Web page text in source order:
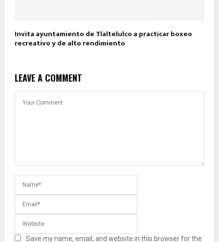
Invita ayuntamiento de Tlaltelulco a practicar boxeo
recreativo y de alto rendimiento
LEAVE A COMMENT
Save my name, email, and website in this browser for the